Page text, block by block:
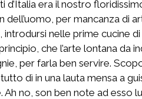
era il nostro
per mancanza di
nelle prime cucine
che l’arte lontana da
per farla ben servire.
dì in una lauta mensa a
no, son ben note ad esso